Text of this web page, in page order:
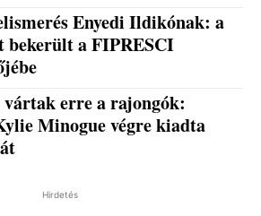
Enyedi Ildikónak: a
bekerült a FIPRESCI
erre a rajongók:
Minogue végre kiadta
Hirdetés